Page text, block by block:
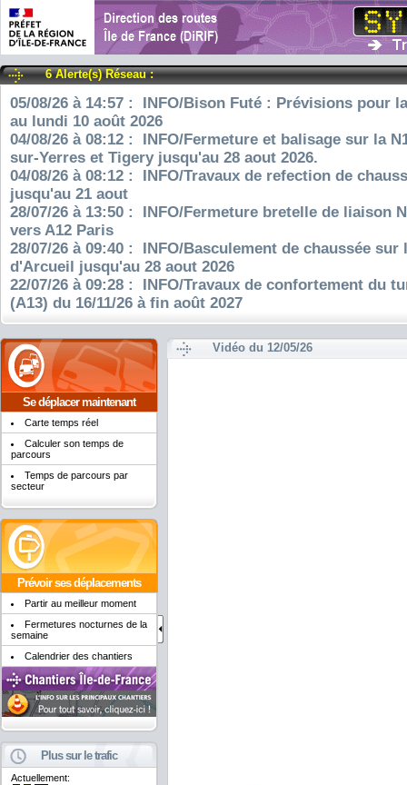
6 Alerte(s) Réseau :
05/08/26 à 14:57 : INFO/Bison Futé : Prévisions pour
au lundi 10 août 2026
04/08/26 à 08:12 : INFO/Fermeture et balisage sur la
sur-Yerres et Tigery jusqu'au 28 aout 2026.
04/08/26 à 08:12 : INFO/Travaux de refection de
jusqu'au 21 aout
28/07/26 à 13:50 : INFO/Fermeture bretelle de liaison
vers A12 Paris
28/07/26 à 09:40 : INFO/Basculement de chaussée sur
d'Arcueil jusqu'au 28 aout 2026
22/07/26 à 09:28 : INFO/Travaux de confortement du
(A13) du 16/11/26 à fin août 2027
Se déplacer maintenant
Carte temps réel
Calculer son temps de
parcours
Temps de parcours par
secteur
Prévoir ses déplacements
Partir au meilleur moment
Fermetures nocturnes de la
semaine
Calendrier des chantiers
Plus sur le trafic
Actuellement:
Vidéo du 12/05/26